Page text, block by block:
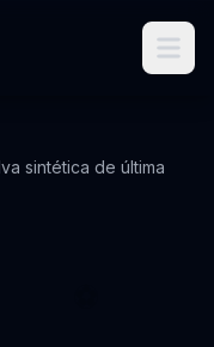
sintética de última